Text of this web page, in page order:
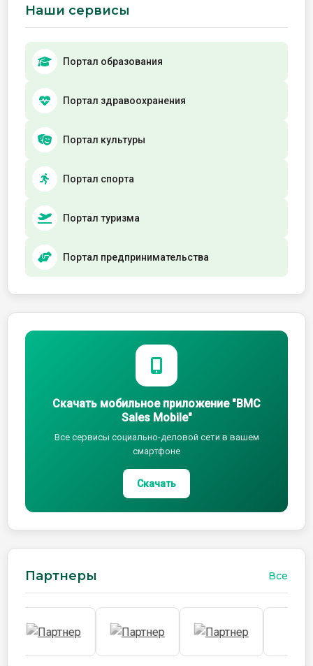
Наши сервисы
Портал образования
Портал здравоохранения
Портал культуры
Портал спорта
Портал туризма
Портал предпринимательства
Скачать мобильное приложение "BMC
Sales Mobile"
Все сервисы социально-деловой сети в вашем
смартфоне
Скачать
Партнеры Все